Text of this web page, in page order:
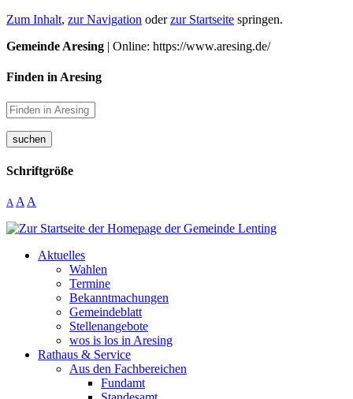
Zum Inhalt, zur Navigation oderzur Startseite springen.
Gemeinde Aresing | Online: https://www.aresing.de/
Finden in Aresing
suchen
Schriftgröße
A A A
Aktuelles
Wahlen
Termine
Bekanntmachungen
Gemeindeblatt
Stellenangebote
wos is los in Aresing
Rathaus & Service
Aus den Fachbereichen
Fundamt